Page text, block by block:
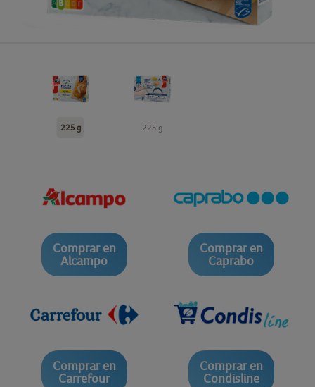
225 g 225 g
Comprar en
Alcampo
Comprar en
Caprabo
Comprar en
Carrefour
Comprar en
Condisline